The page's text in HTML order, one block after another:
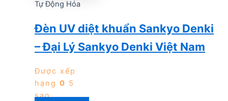
Tự Động Hóa
Đèn UV diệt khuẩn Sankyo Denki
– Đại Lý Sankyo Denki Việt Nam
Được xếp
hạng 0 5
sao